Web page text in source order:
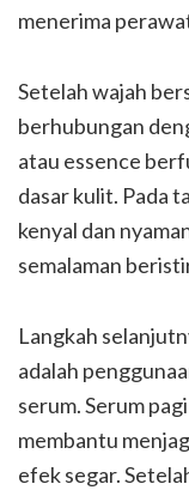
menerima
Setelah wajah
berhubungan
atau essence
dasar kulit. Pada
kenyal dan
semalaman
Langkah
adalah
serum. Serum
membantu
efek segar.